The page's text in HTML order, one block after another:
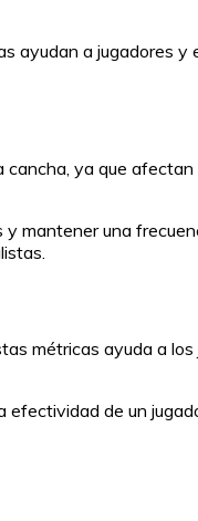
ayudan a jugadores
cancha, ya que
mantener una
métricas ayuda a
de un